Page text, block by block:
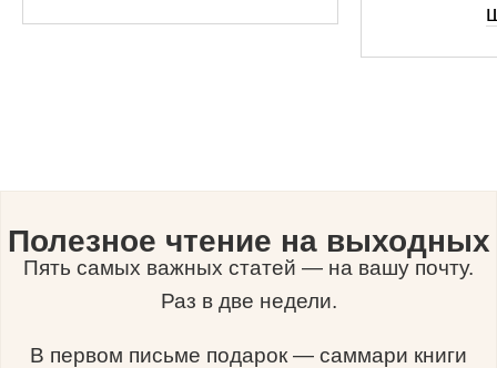
Полезное чтение на выходных
Пять самых важных статей — на вашу почту.
Раз в две недели.
В первом письме подарок — саммари книги